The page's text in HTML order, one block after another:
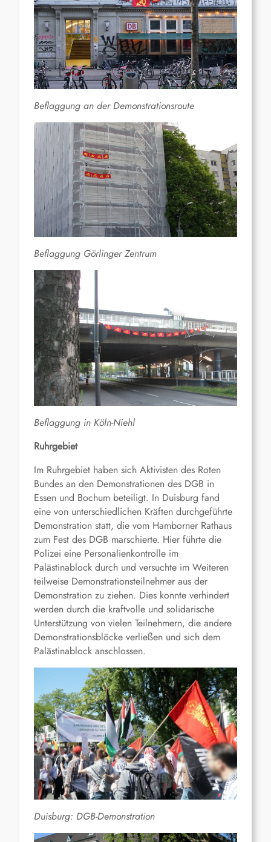
Beflaggung an der Demonstrationsroute
Beflaggung Görlinger Zentrum
Beflaggung in Köln-Niehl
Ruhrgebiet
Im Ruhrgebiet haben sich Aktivisten des Roten
Bundes an den Demonstrationen des DGB in
Essen und Bochum beteiligt. In Duisburg fand
eine von unterschiedlichen Kräften durchgeführte
Demonstration statt, die vom Hamborner Rathaus
zum Fest des DGB marschierte. Hier führte die
Polizei eine Personalienkontrolle im
Palästinablock durch und versuchte im Weiteren
teilweise Demonstrationsteilnehmer aus der
Demonstration zu ziehen. Dies konnte verhindert
werden durch die kraftvolle und solidarische
Unterstützung von vielen Teilnehmern, die andere
Demonstrationsblöcke verließen und sich dem
Palästinablock anschlossen.
Duisburg: DGB-Demonstration